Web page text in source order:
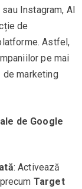
Instagram, AI
de
Astfel,
pe mai
de marketing
de Google
: Activează
Target